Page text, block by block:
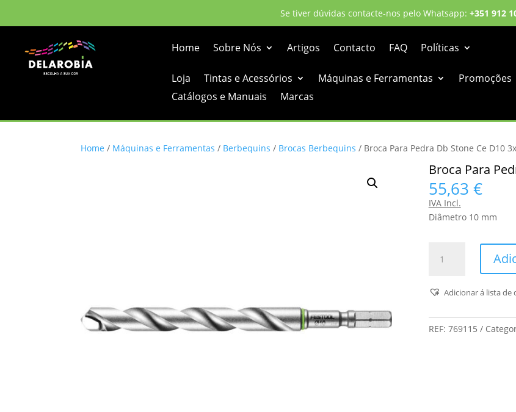
Se tiver dúvidas contacte-nos pelo Whatsapp: +351 912
Home Sobre Nós Artigos Contacto FAQ Políticas
Loja Tintas e Acessórios Máquinas e Ferramentas
Promoções
Catálogos e Manuais
Marcas
Home / Máquinas e Ferramentas / Berbequins / Brocas Berbequins / Broca Para Pedra Db Stone Ce D10 3x
Broca Para
55,63 €
IVA Incl.
Diâmetro 10 mm
Para
Db
Stone
Adicionar á lista de
REF: 769115